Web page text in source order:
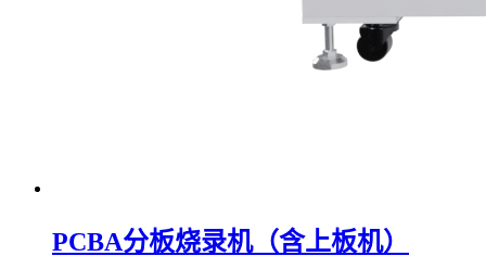
PCBA分板烧录机（含上板机）